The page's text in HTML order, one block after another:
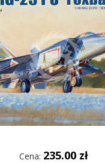
Cena: 235.00 zł